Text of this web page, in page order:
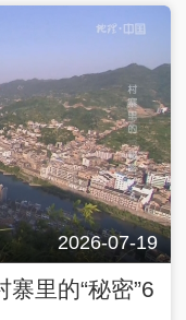
2026-07-19
寨里的“秘密”6